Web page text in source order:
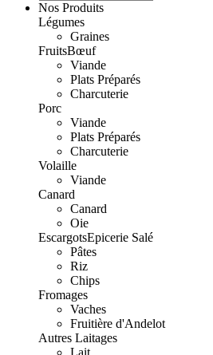
Nos Produits
Légumes
Graines
FruitsBœuf
Viande
Plats Préparés
Charcuterie
Porc
Viande
Plats Préparés
Charcuterie
Volaille
Viande
Canard
Canard
Oie
EscargotsEpicerie Salé
Pâtes
Riz
Chips
Fromages
Vaches
Fruitière d'Andelot
Autres Laitages
Lait